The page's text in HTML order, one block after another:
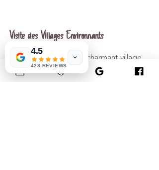
Visite des Villages Environnants
Petit-Saguenay est un charmant village
niché entre les montagnes et le fjord.
Les paysages y sont à couper le souffle
4.5
428 REVIEWS